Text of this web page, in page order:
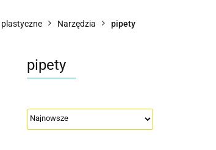
Narzędzia pipety
pipety